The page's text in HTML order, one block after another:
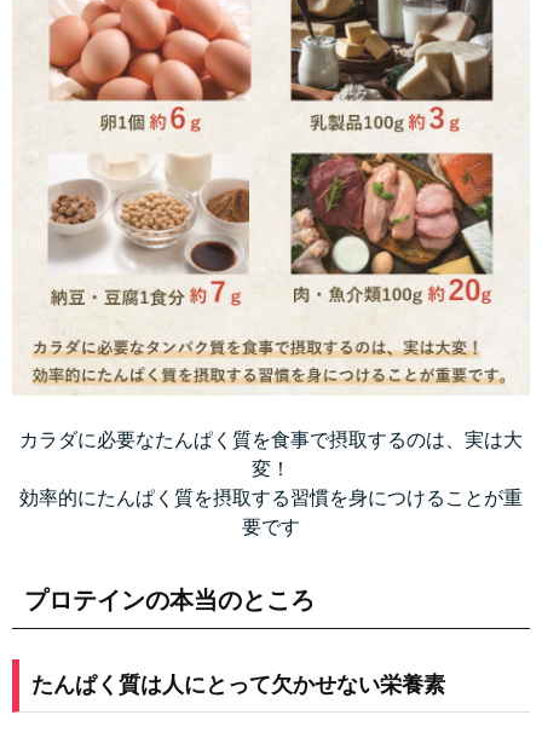
カラダに必要なたんぱく質を食事で摂取するのは、実は大
変！
効率的にたんぱく質を摂取する習慣を身につけることが重
要です
プロテインの本当のところ
たんぱく質は人にとって欠かせない栄養素